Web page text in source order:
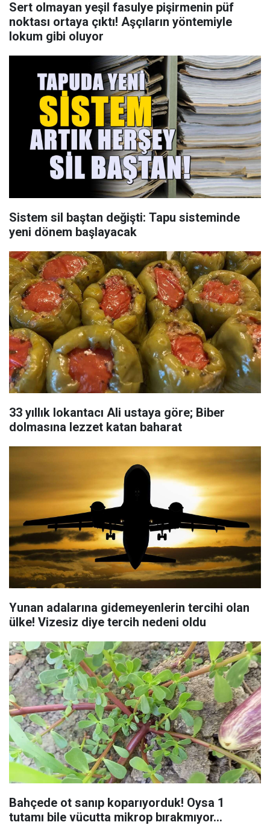
Sert olmayan yeşil fasulye pişirmenin püf
noktası ortaya çıktı! Aşçıların yöntemiyle
lokum gibi oluyor
Sistem sil baştan değişti: Tapu sisteminde
yeni dönem başlayacak
33 yıllık lokantacı Ali ustaya göre; Biber
dolmasına lezzet katan baharat
Yunan adalarına gidemeyenlerin tercihi olan
ülke! Vizesiz diye tercih nedeni oldu
Bahçede ot sanıp koparıyorduk! Oysa 1
tutamı bile vücutta mikrop bırakmıyor...